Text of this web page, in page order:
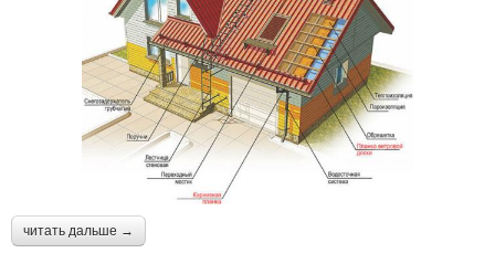
читать дальше →